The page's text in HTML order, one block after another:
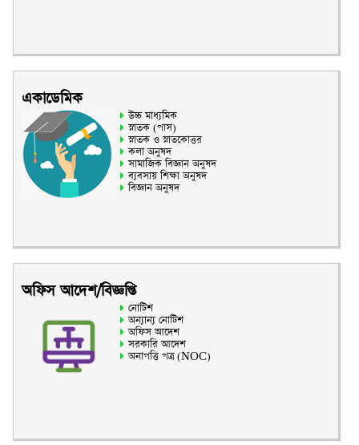
একাডেমিক
উচ্চ মাধ্যমিক
স্নাতক (পাস)
স্নাতক ও স্নাতকোত্তর
কলা অনুষদ
সামাজিক বিজ্ঞান অনুষদ
ব্যবসায় শিক্ষা অনুষদ
বিজ্ঞান অনুষদ
অফিস আদেশ/বিজ্ঞপ্তি
নোটিশ
অন্যান্য নোটিশ
অফিস আদেশ
সরকারি আদেশ
অনাপত্তি পত্র (NOC)